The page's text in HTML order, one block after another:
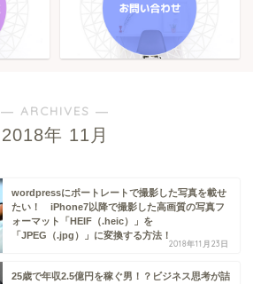
― ARCHIVES ―
2018年 11月
wordpressにポートレートで撮影した写真を載せ
たい！ iPhone7以降で撮影した高画質の写真フ
ォーマット「HEIF（.heic）」を
「JPEG（.jpg）」に変換する方法！
2018年11月23日
25歳で年収2.5億円を稼ぐ男！？ビジネス思考が詰